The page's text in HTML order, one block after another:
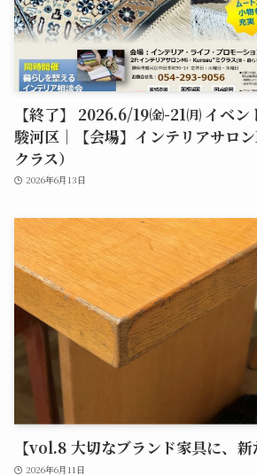
【終了】 2026.6/19㈮-21㈪ イベ
駿河区｜【会場】インテリアサロ
クラス）
2026年6月13日
【vol.8 大切なブランド家具に、新
2026年6月11日